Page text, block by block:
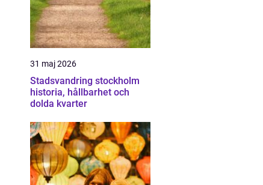
31 maj 2026
Stadsvandring stockholm
historia, hållbarhet och
dolda kvarter